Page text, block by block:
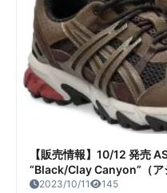
【販売情報】10/12 発売
“Black/Clay Canyon”（ア
ック クレイキャニオン）
2023/10/11 145